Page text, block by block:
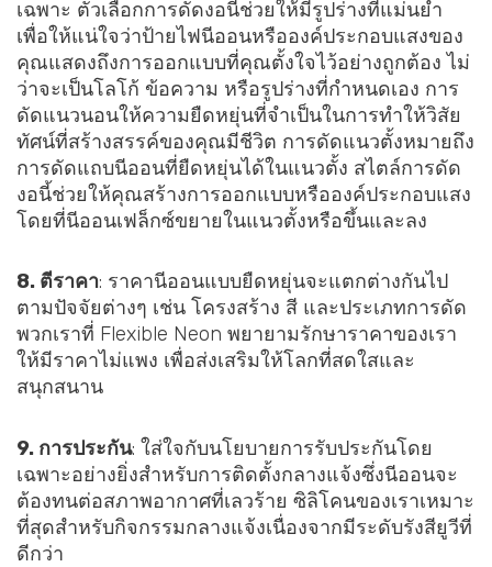
เฉพาะ ตัวเลือกการดัดงอนี้ช่วยให้มีรูปร่างที่แม่นยำ
เพื่อให้แน่ใจว่าป้ายไฟนีออนหรือองค์ประกอบแสงของ
คุณแสดงถึงการออกแบบที่คุณตั้งใจไว้อย่างถูกต้อง ไม่
ว่าจะเป็นโลโก้ ข้อความ หรือรูปร่างที่กำหนดเอง การ
ดัดแนวนอนให้ความยืดหยุ่นที่จำเป็นในการทำให้วิสัย
ทัศน์ที่สร้างสรรค์ของคุณมีชีวิต การดัดแนวตั้งหมายถึง
การดัดแถบนีออนที่ยืดหยุ่นได้ในแนวตั้ง สไตล์การดัด
งอนี้ช่วยให้คุณสร้างการออกแบบหรือองค์ประกอบแสง
โดยที่นีออนเฟล็กซ์ขยายในแนวตั้งหรือขึ้นและลง
8. ตีราคา: ราคานีออนแบบยืดหยุ่นจะแตกต่างกันไป
ตามปัจจัยต่างๆ เช่น โครงสร้าง สี และประเภทการดัด
พวกเราที่ Flexible Neon พยายามรักษาราคาของเรา
ให้มีราคาไม่แพง เพื่อส่งเสริมให้โลกที่สดใสและ
สนุกสนาน
9. การประกัน: ใส่ใจกับนโยบายการรับประกันโดย
เฉพาะอย่างยิ่งสำหรับการติดตั้งกลางแจ้งซึ่งนีออนจะ
ต้องทนต่อสภาพอากาศที่เลวร้าย ซิลิโคนของเราเหมาะ
ที่สุดสำหรับกิจกรรมกลางแจ้งเนื่องจากมีระดับรังสียูวีที่
ดีกว่า